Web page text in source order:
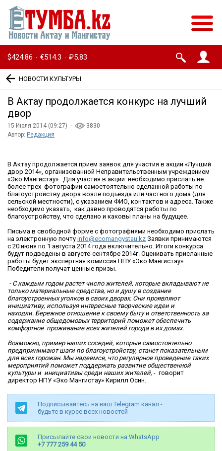
$424.86 · €514.3 · ₽5.83
НОВОСТИ КУЛЬТУРЫ
В Актау продолжается конкурс на лучший
двор
15 Июля 2014 (09:27) ·
3830
Автор: Редакция
В Актау продолжается прием заявок для участия в акции «Лучший
двор 2014», организованной Неправительственным учреждением
«Эко Мангистау». Для участия в акции необходимо прислать не
более трех фотографии самостоятельно сделанной работы по
благоустройству двора возле подъезда или частного дома (для
сельской местности), с указанием ФИО, контактов и адреса. Также
необходимо указать, как давно проводятся работы по
благоустройству, что сделано и каковы планы на будущее.
Письма в свободной форме с фотографиями необходимо прислать
на электронную почту info@ecomangystau.kz Заявки принимаются
с 20 июня по 1 августа 2014 года включительно. Итоги конкурса
будут подведены в августе-сентябре 2014г. Оценивать присланные
работы будет экспертная комиссия НПУ «Эко Мангистау».
Победители получат ценные призы.
- С каждым годом растет число жителей, которые вкладывают не
только материальные средства, но и душу в создание
благоустроенных уголков в своих дворах. Они проявляют
инициативу, используя интересные творческие идеи и
находки. Бережное отношение к своему быту и ответственность за
содержание общедомовых территорий поможет обеспечить
комфортное проживание всех жителей города в их домах.
Возможно, пример наших соседей, которые самостоятельно
предпринимают шаги по благоустройству, станет показательным
для всех горожан. Мы надеемся, что регулярное проведение таких
мероприятий поможет поддержать развитие общественной
культуры и инициативы среди наших жителей, - говорит
директор НПУ «Эко Мангистау» Кирилл Осин.
Подписывайтесь на наш Telegram канал -
будьте в курсе всех новостей
Присылайте свои новости на WhatsApp
+7 777 259 44 50